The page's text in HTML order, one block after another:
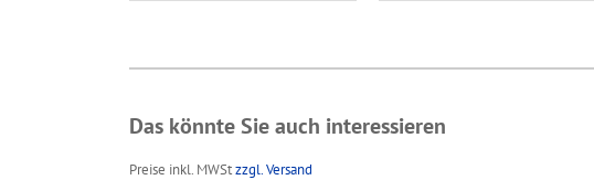
Das könnte Sie auch interessieren
Preise inkl. MWStzzgl. Versand